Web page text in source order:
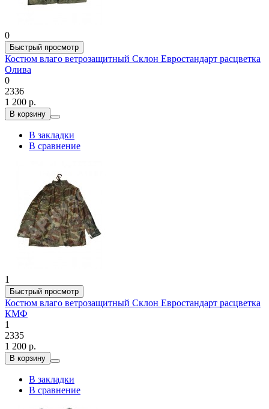
0
Быстрый просмотр
Костюм влаго ветрозащитный Склон Евростандарт расцветка
Олива
0
2336
1 200 р.
В корзину
В закладки
В сравнение
1
Быстрый просмотр
Костюм влаго ветрозащитный Склон Евростандарт расцветка
КМФ
1
2335
1 200 р.
В корзину
В закладки
В сравнение